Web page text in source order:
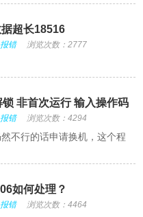
超长18516
错 浏览次数：2777
非首次运行 输入操作码
错 浏览次数：4294
不行的话申请换机，这个程
如何处理？
错 浏览次数：4464